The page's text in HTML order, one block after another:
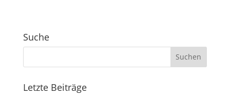
n
a
v
Suche
Letzte Beiträge